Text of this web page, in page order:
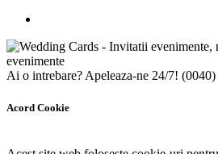
Ai o intrebare? Apeleaza-ne 24/7!
Acord Cookie